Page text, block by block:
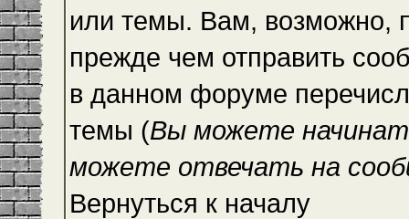
или темы. Вам, возможно,
прежде чем отправить
в данном форуме
темы (Вы можете
можете отвечать на
Вернуться к началу